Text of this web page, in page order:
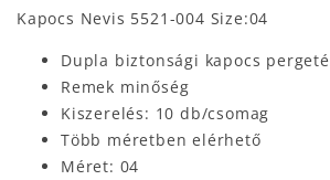
Kapocs Nevis 5521-004 Size:04
Dupla biztonsági kapocs
Remek minőség
Kiszerelés: 10 db/csomag
Több méretben elérhető
Méret: 04